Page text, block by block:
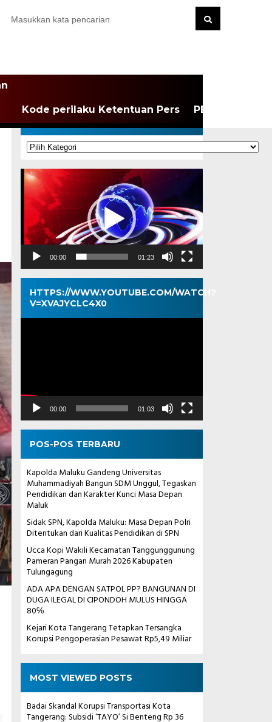
Kode perilaku Ketentuan Pers PEDOMAN
KATEGORI
Kategori
Pemutar
Video
00:00 01:23
HTTPS://WWW.YOUTUBE.COM/WATCH?
V=XVAJYCLC4X0
Pemutar
00:00 01:03
POS-POS TERBARU
Kapolda Maluku Gandeng Universitas
Muhammadiyah Bangun SDM Unggul, Tegaskan
Pendidikan dan Karakter Kunci Masa Depan
Maluk
Sidak SPN, Kapolda Maluku: Masa Depan Polri
Ditentukan dari Kualitas Pendidikan di SPN
Ucca Kopi Wakili Kecamatan Tanggunggunung
Pameran Pangan Murah 2026 Kabupaten
Tulungagung
ADA APA DENGAN SATPOL PP? BANGUNAN DI
DUGA ILEGAL DI CIPONDOH MULUS HINGGA
80℅
Kejari Kota Tangerang Tetapkan Tersangka
Korupsi Pengoperasian Pesawat Rp5,49 Miliar
MOST VIEWED POSTS
Badai Skandal Korupsi Transportasi Kota
Tangerang: Subsidi ‘TAYO’ Si Benteng Rp 36